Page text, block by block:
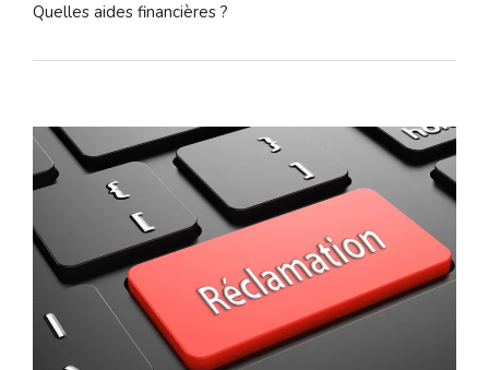
Quelles aides financières ?